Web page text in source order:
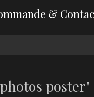
&
poster"